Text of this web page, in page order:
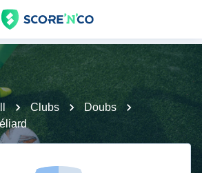
Clubs
Doubs